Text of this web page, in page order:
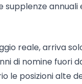
annuali
reale, arriva
di nomine fuori
le posizioni alte